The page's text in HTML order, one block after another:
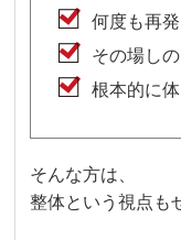
何度も再
その場し
根本的に
そんな方は、
整体という視点も